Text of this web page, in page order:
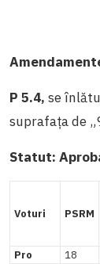
P 5.4, se
suprafața de
Statut:
Voturi PSRM
Pro 18